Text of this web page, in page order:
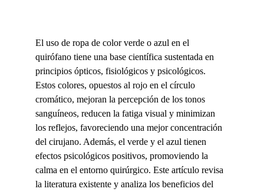
El uso de ropa de color verde o azul en el
quirófano tiene una base científica sustentada en
principios ópticos, fisiológicos y psicológicos.
Estos colores, opuestos al rojo en el círculo
cromático, mejoran la percepción de los tonos
sanguíneos, reducen la fatiga visual y minimizan
los reflejos, favoreciendo una mejor concentración
del cirujano. Además, el verde y el azul tienen
efectos psicológicos positivos, promoviendo la
calma en el entorno quirúrgico. Este artículo revisa
la literatura existente y analiza los beneficios del